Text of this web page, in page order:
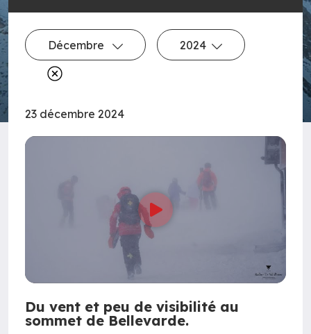
Décembre 2024
23 décembre 2024
Du vent et peu de visibilité au
sommet de Bellevarde.